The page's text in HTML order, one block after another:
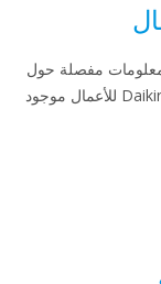
مفصلة حول
منتج ما، أو لديك أسئلة حول نظامك، فإن مدخل Daikin للأعمال موجود